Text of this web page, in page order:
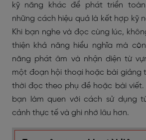
kỹ năng khác để phát triển
những cách hiệu quả là kết hợp kỹ
Khi bạn nghe và đọc cùng lúc,
thiện khả năng hiểu nghĩa mà
năng phát âm và nhận diện từ
một đoạn hội thoại hoặc bài giảng
thời đọc theo phụ đề hoặc bài viết.
bạn làm quen với cách sử dụng
cảnh thực tế và ghi nhớ lâu hơn.